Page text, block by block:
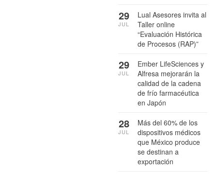
Lual Asesores invita al
Taller online
“Evaluación Histórica
de Procesos (RAP)”
29
JUL
Ember LifeSciences y
Alfresa mejorarán la
calidad de la cadena
de frío farmacéutica
en Japón
29
JUL
Más del 60% de los
dispositivos médicos
que México produce
se destinan a
exportación
28
JUL